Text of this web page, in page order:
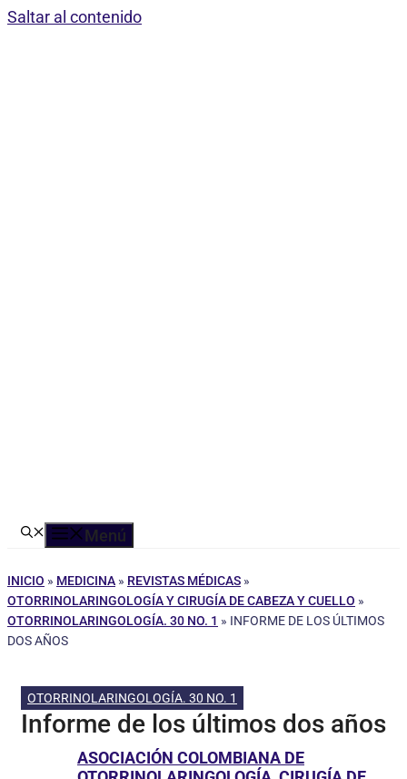
Saltar al contenido
Menú
INICIO » MEDICINA » REVISTAS MÉDICAS »
OTORRINOLARINGOLOGÍA Y CIRUGÍA DE CABEZA Y CUELLO »
OTORRINOLARINGOLOGÍA. 30 NO. 1 » INFORME DE LOS ÚLTIMOS
DOS AÑOS
OTORRINOLARINGOLOGÍA. 30 NO. 1
Informe de los últimos dos años
ASOCIACIÓN COLOMBIANA DE